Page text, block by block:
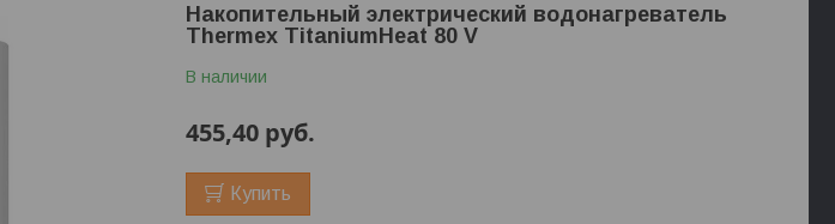
Накопительный электрический водонагреватель
Thermex TitaniumHeat 80 V
В наличии
455,40 руб.
Купить